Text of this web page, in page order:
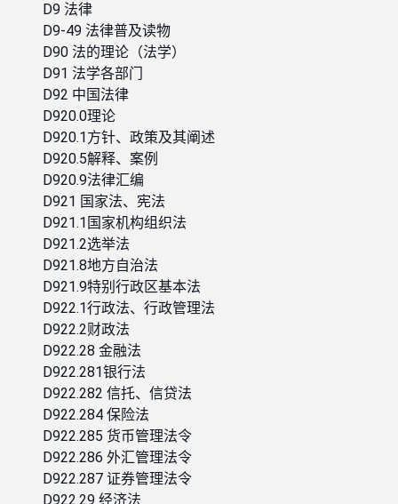
D9 法律
D9-49 法律普及读物
D90 法的理论（法学）
D91 法学各部门
D92 中国法律
D920.0理论
D920.1方针、政策及其阐述
D920.5解释、案例
D920.9法律汇编
D921 国家法、宪法
D921.1国家机构组织法
D921.2选举法
D921.8地方自治法
D921.9特别行政区基本法
D922.1行政法、行政管理法
D922.2财政法
D922.28 金融法
D922.281银行法
D922.282 信托、信贷法
D922.284 保险法
D922.285 货币管理法令
D922.286 外汇管理法令
D922.287 证券管理法令
D922.29 经济法